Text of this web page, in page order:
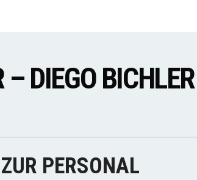
DIEGO BICHLER
PERSONAL